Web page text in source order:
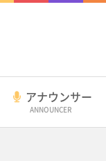
アナウンサー
ANNOUNCER